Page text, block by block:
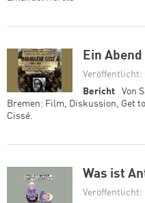
Ein
Veröffentlicht:
Bericht
Von
Bremen: Film, Diskussion, Get
Cissé.
Was ist
Veröffentlicht: